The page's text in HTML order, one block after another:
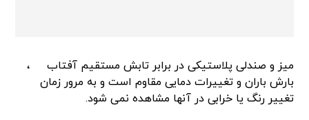
میز و صندلی پلاستیکی در برابر تابش مستقیم آفتاب
،
بارش باران و تغییرات دمایی مقاوم است و به مرور زمان
تغییر رنگ یا خرابی در آنها مشاهده نمی شود.